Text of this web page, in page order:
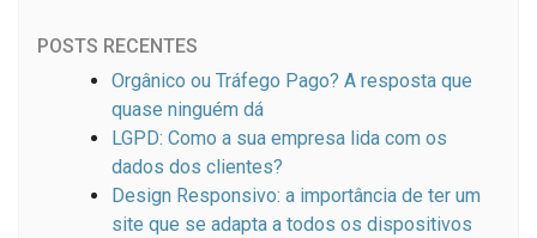
POSTS RECENTES
Orgânico ou Tráfego Pago? A resposta que
quase ninguém dá
LGPD: Como a sua empresa lida com os
dados dos clientes?
Design Responsivo: a importância de ter um
site que se adapta a todos os dispositivos